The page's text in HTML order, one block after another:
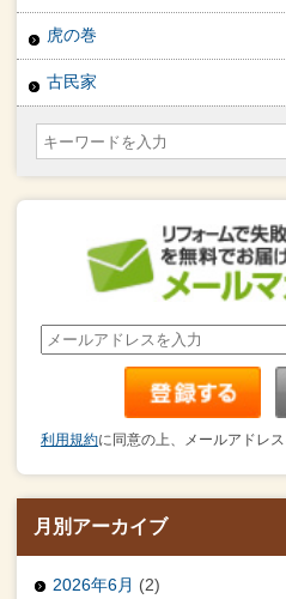
虎の巻
古民家
利用規約に同意の上、メールアドレ
月別アーカイブ
2026年6月 (2)